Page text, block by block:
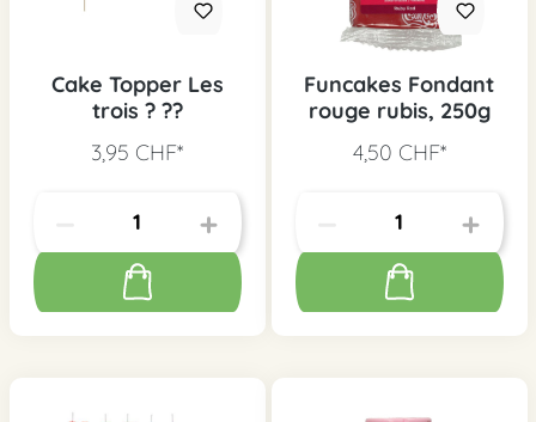
Cake Topper Les
trois ? ??
3,95 CHF*
Funcakes Fondant
rouge rubis, 250g
4,50 CHF*